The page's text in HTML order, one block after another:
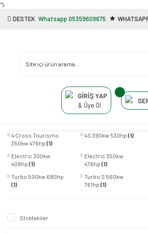
"');
DESTEK Whatsapp 05359609675
GİRİŞ YAP
& Üye Ol
4 Cross Tourismo
350kw 476hp (1)
4S 390kw 530hp(1)
Electric 300kw
408hp (1)
Electric 350kw
476hp(1)
Turbo 500kw 680hp
(1)
Turbo S 560kw
761hp(1)
Stoktakiler